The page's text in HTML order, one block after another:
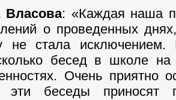
Власова: «Каждая наша
о проведенных
не стала
бесед в школе
Очень приятно
эти беседы приносят